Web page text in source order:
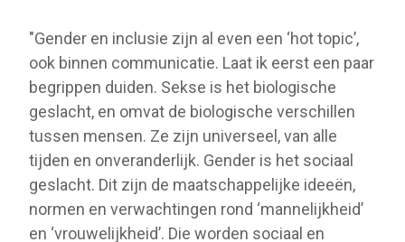
"Gender en inclusie zijn al even een ‘hot topic’,
ook binnen communicatie. Laat ik eerst een paar
begrippen duiden. Sekse is het biologische
geslacht, en omvat de biologische verschillen
tussen mensen. Ze zijn universeel, van alle
tijden en onveranderlijk. Gender is het sociaal
geslacht. Dit zijn de maatschappelijke ideeën,
normen en verwachtingen rond ‘mannelijkheid’
en ‘vrouwelijkheid’. Die worden sociaal en